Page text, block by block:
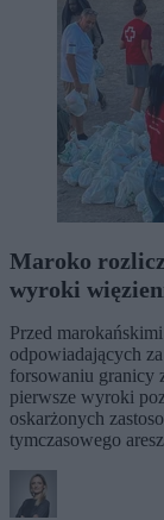
Maroko
wyroki
Przed
odpowiadających
forsowaniu granicy
pierwsze wyroki
oskarżonych
tymczasowego